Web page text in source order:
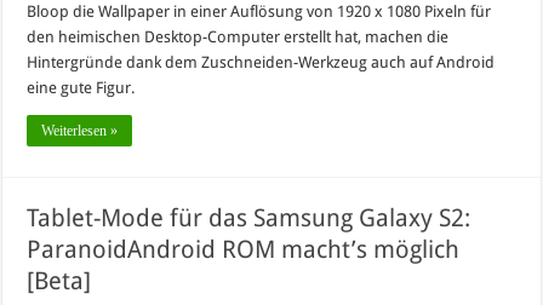
Bloop die Wallpaper in einer Auflösung von 1920 x 1080 Pixeln für
den heimischen Desktop-Computer erstellt hat, machen die
Hintergründe dank dem Zuschneiden-Werkzeug auch auf Android
eine gute Figur.
Weiterlesen »
Tablet-Mode für das Samsung Galaxy S2:
ParanoidAndroid ROM macht’s möglich
[Beta]